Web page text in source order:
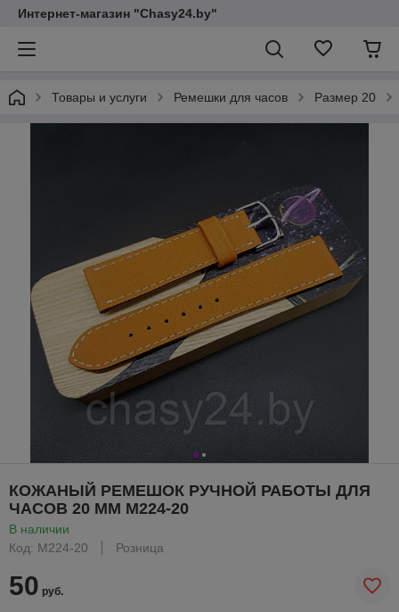
Интернет-магазин "Chasy24.by"
Товары и услуги Ремешки для часов Размер 20
КОЖАНЫЙ РЕМЕШОК РУЧНОЙ РАБОТЫ ДЛЯ
ЧАСОВ 20 ММ M224-20
В наличии
Код: M224-20
Розница
50 руб.